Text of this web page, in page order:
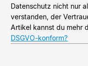
Datenschutz nicht nur
verstanden, der
Artikel kannst du mehr
DSGVO-konform?